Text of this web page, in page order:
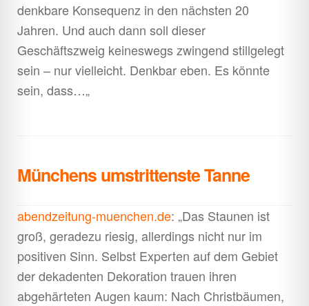
denkbare Konsequenz in den nächsten 20
Jahren. Und auch dann soll dieser
Geschäftszweig keineswegs zwingend stillgelegt
sein – nur vielleicht. Denkbar eben. Es könnte
sein, dass…„
Münchens umstrittenste Tanne
abendzeitung-muenchen.de: „Das Staunen ist
groß, geradezu riesig, allerdings nicht nur im
positiven Sinn. Selbst Experten auf dem Gebiet
der dekadenten Dekoration trauen ihren
abgehärteten Augen kaum: Nach Christbäumen,